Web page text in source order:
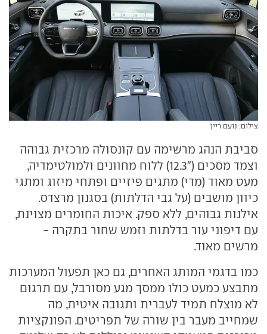
צילום: נועם ריין
סביבת הנהג מרשימה עם קונסולה מרכזית גבוהה
וצמד מסכים ("12.3) ללוח מחוונים ולמולטימדיה,
מעט מאוד (מדי) מתגים פיזיים ופתחי מיזוג ומתגי
כיוון מושבים (על גבי הדלתות) בסגנון מרצדס.
אילנות גבוהים, ללא ספק. איכות החומרים מצוינת,
עם דיפוני עור בדלתות וזמש שחור בתקרה -
מרשים מאוד.
כמו בדגמי המותג האחרים, גם כאן תפעול המערכות
מתבצע כמעט כולו ממסך מגע מסורבל, עם תרגום
לא מוצלח תמיד לעברית ותגובה איטית, מה
שמחייב מעבר בין שורה של תפריטים. הפונקציות